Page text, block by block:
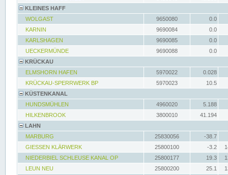
KLEINES HAFF
WOLGAST
9650080
0.0
KARNIN
9690084
0.0
KARLSHAGEN
9690085
0.0
UECKERMÜNDE
9690088
0.0
KRÜCKAU
ELMSHORN HAFEN
5970022
0.028
KRÜCKAU-SPERRWERK BP
5970023
10.5
KÜSTENKANAL
HUNDSMÜHLEN
4960020
5.188
HILKENBROOK
3800010
41.194
LAHN
MARBURG
25830056
-38.7
GIESSEN KLÄRWERK
25800100 -3.2
NIEDERBIEL SCHLEUSE KANAL OP
25800177 19.3
LEUN NEU
25800200 25.1